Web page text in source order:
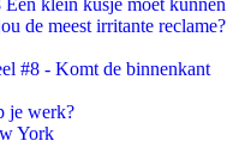
klein kusje moet kunnen
de meest irritante reclame?
#8 - Komt de binnenkant
je werk?
York